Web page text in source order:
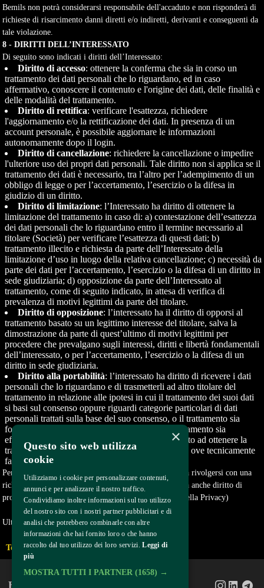
Bemils non potrà considerarsi responsabile dell'accaduto e non risponderà di
richieste di risarcimento danni diretti e/o indiretti, derivanti e conseguenti da
tale violazione.
8 - DIRITTI DELL’INTERESSATO
Di seguito sono indicati i diritti dell’Interessato:
Diritto di accesso: ottenere la conferma che sia in corso un
trattamento dei dati personali che lo riguardano, ed in caso
affermativo, conoscere il contenuto e l'origine dei dati, delle finalità e
delle modalità del trattamento.
Diritto di rettifica: verificare l'esattezza, richiedere
l'aggiornamento e/o la rettificazione dei dati. In presenza di un
account personale, è possibile aggiornare le informazioni
autonomamente dopo il login.
Diritto di cancellazione: richiedere la cancellazione o impedire
l'ulteriore uso dei propri dati personali. Tale diritto non si applica se il
trattamento dei dati è necessario, tra l’altro per l’adempimento di un
obbligo di legge o per l’accertamento, l’esercizio o la difesa in
giudizio di un diritto.
Diritto di limitazione: l’Interessato ha diritto di ottenere la
limitazione del trattamento in caso di: a) contestazione dell’esattezza
dei dati personali che lo riguardano entro il termine necessario al
titolare (Società) per verificare l’esattezza di questi dati; b)
trattamento illecito e richiesta da parte dell’Interessato della
limitazione d’uso in luogo della relativa cancellazione; c) necessità da
parte dei dati per l’accertamento, l’esercizio o la difesa di un diritto in
sede giudiziaria; d) opposizione da parte dell’Interessato al
trattamento, come di seguito indicato, in attesa di verifica di
prevalenza di motivi legittimi da parte del titolare.
Diritto di opposizione: l’interessato ha il diritto di opporsi al
trattamento basato su un legittimo interesse del titolare, salva la
dimostrazione da parte di quest’ultimo di motivi legittimi per
procedere che prevalgano sugli interessi, diritti e libertà fondamentali
dell’interessato, o per l’accertamento, l’esercizio o la difesa di un
diritto in sede giudiziaria.
Diritto alla portabilità: l’interessato ha diritto di ricevere i dati
personali che lo riguardano e di trasmetterli ad altro titolare del
trattamento in relazione alle ipotesi in cui il trattamento dei suoi dati
si basi sul consenso oppure riguardi categorie particolari di dati
personali trattati sulla base del suo consenso, o il trattamento sia
fondato sull’esecuzione di un contratto e tale trattamento sia
effettuato con mezzi automatizzati. Ha anche diritto ad ottenere la
trasmissione diretta dei dati da un titolare all’altro, ove tecnicamente
fattibile.
Per esercitare i diritti sopra riportati, l’Interessato dovrà rivolgersi con una
richiesta scritta a
privacy@bemils.com. L’Interessato ha anche diritto di
proporre reclamo all'Autorità di controllo (il Garante della Privacy)
Ultima modifica 7 febbraio 2022
Torna indietro
Home
×
Questo sito web utilizza
cookie
Utilizziamo i cookie per personalizzare contenuti,
annunci e per analizzare il nostro traffico.
Condividiamo inoltre informazioni sul tuo utilizzo
del nostro sito con i nostri partner pubblicitari e di
analisi che potrebbero combinarle con altre
informazioni che hai fornito loro o che hanno
raccolto dal tuo utilizzo dei loro servizi. Leggi di
più
MOSTRA TUTTI I PARTNER (1658) →